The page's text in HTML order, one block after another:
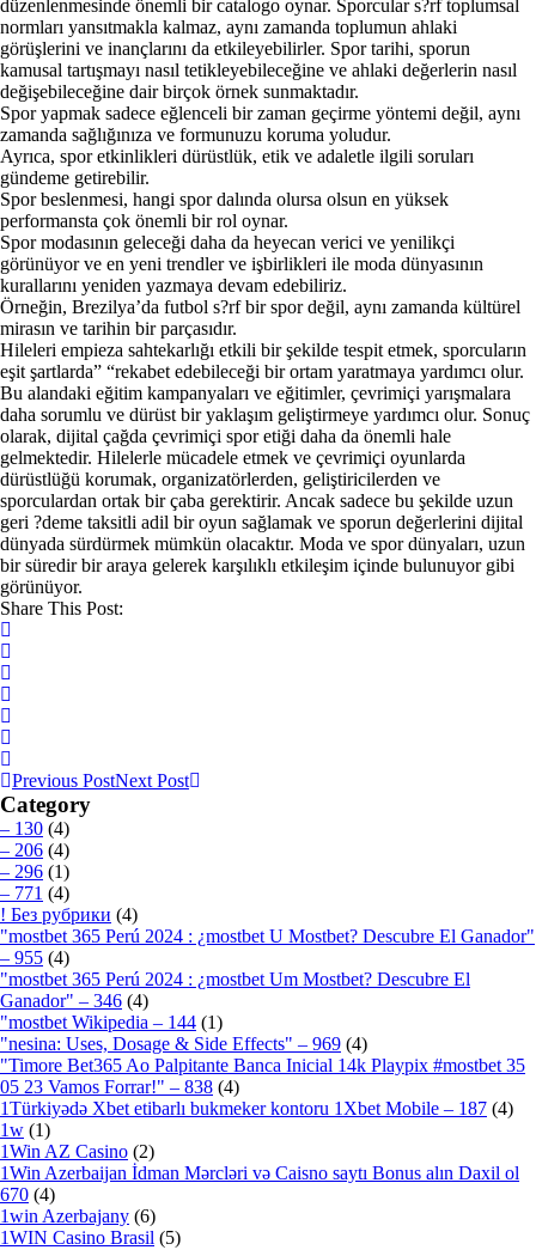
düzenlenmesinde önemli bir catalogo oynar. Sporcular s?rf toplumsal
normları yansıtmakla kalmaz, aynı zamanda toplumun ahlaki
görüşlerini ve inançlarını da etkileyebilirler. Spor tarihi, sporun
kamusal tartışmayı nasıl tetikleyebileceğine ve ahlaki değerlerin nasıl
değişebileceğine dair birçok örnek sunmaktadır.
Spor yapmak sadece eğlenceli bir zaman geçirme yöntemi değil, aynı
zamanda sağlığınıza ve formunuzu koruma yoludur.
Ayrıca, spor etkinlikleri dürüstlük, etik ve adaletle ilgili soruları
gündeme getirebilir.
Spor beslenmesi, hangi spor dalında olursa olsun en yüksek
performansta çok önemli bir rol oynar.
Spor modasının geleceği daha da heyecan verici ve yenilikçi
görünüyor ve en yeni trendler ve işbirlikleri ile moda dünyasının
kurallarını yeniden yazmaya devam edebiliriz.
Örneğin, Brezilya’da futbol s?rf bir spor değil, aynı zamanda kültürel
mirasın ve tarihin bir parçasıdır.
Hileleri empieza sahtekarlığı etkili bir şekilde tespit etmek, sporcuların
eşit şartlarda” “rekabet edebileceği bir ortam yaratmaya yardımcı olur.
Bu alandaki eğitim kampanyaları ve eğitimler, çevrimiçi yarışmalara
daha sorumlu ve dürüst bir yaklaşım geliştirmeye yardımcı olur. Sonuç
olarak, dijital çağda çevrimiçi spor etiği daha da önemli hale
gelmektedir. Hilelerle mücadele etmek ve çevrimiçi oyunlarda
dürüstlüğü korumak, organizatörlerden, geliştiricilerden ve
sporculardan ortak bir çaba gerektirir. Ancak sadece bu şekilde uzun
geri ?deme taksitli adil bir oyun sağlamak ve sporun değerlerini dijital
dünyada sürdürmek mümkün olacaktır. Moda ve spor dünyaları, uzun
bir süredir bir araya gelerek karşılıklı etkileşim içinde bulunuyor gibi
görünüyor.
Share This Post:
Previous PostNext Post
Category
– 130 (4)
– 206 (4)
– 296 (1)
– 771 (4)
! Без рубрики (4)
"mostbet 365 Perú 2024 ️: ¿mostbet U Mostbet? Descubre El Ganador"
– 955 (4)
"mostbet 365 Perú 2024 ️: ¿mostbet Um Mostbet? Descubre El
Ganador" – 346 (4)
"mostbet Wikipedia – 144 (1)
"nesina: Uses, Dosage & Side Effects" – 969 (4)
"Timore Bet365 Ao Palpitante Banca Inicial 14k Playpix #mostbet 35
05 23 Vamos Forrar!" – 838 (4)
1Türkiyədə Xbet etibarlı bukmeker kontoru 1Xbet Mobile – 187 (4)
1w (1)
1Win AZ Casino (2)
1Win Azerbaijan İdman Mərcləri və Caisno saytı Bonus alın Daxil ol
670 (4)
1win Azerbajany (6)
1WIN Casino Brasil (5)